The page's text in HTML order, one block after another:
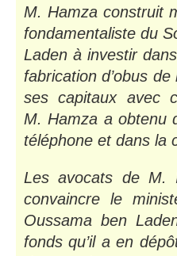
M. Hamza construit
fondamentaliste du
Laden à investir
fabrication d’obus
ses capitaux avec
M. Hamza a obtenu
téléphone et dans la
Les avocats de M.
convaincre le
Oussama ben
fonds qu’il a en